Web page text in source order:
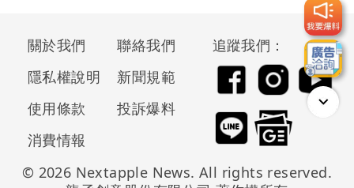
關於我們
聯絡我們
隱私權說明
新聞規範
使用條款
投訴爆料
消費情報
追蹤我們：
© 2026 Nextapple News. All rights reserved.